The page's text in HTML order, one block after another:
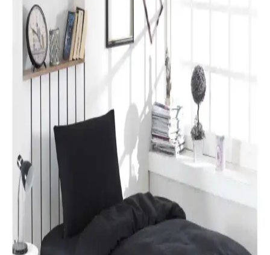
Yılbaşı nevresimleri, renk, motif ve malzeme seçimleriyle evinizde
özel bir atmosfer yaratır. Dekorasyon detaylarıyla yılbaşı ruhunu
yansıtın ve yeni yılı sevdiklerinizle kutlayın.
Karaca Home Lavin %100 Pamuk Çift Kişilik
Nevresim Takımı Modern ve Şık Tasarım
Karaca Home’un Lavin nevresim takımı, %100 pamuklu kumaşı,
Adaçayı rengi ve modern tasarımıyla yatak odalarına şıklık ve
rahatlık katıyor. Uzun ömürlü ve kolay bakım özellikleriyle ideal bir
Özdilek Colormix ve Valoroso Çift Kişilik Nevresim
Takımları Karşılaştırması
Bu karşılaştırmada Özdilek Colormix ve Valoroso nevresim
takımlarının kumaş özellikleri, tasarım ve kullanıcı yorumları detaylı
inceleniyor.
Taç Lisanslı Kuromi Temalı Tek Kişilik Pamuklu
Nevresim Takımı Detayları